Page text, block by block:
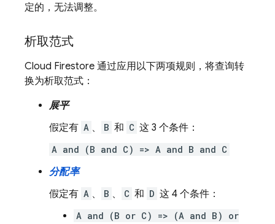
定的，无法调整。
析取范式
Cloud Firestore 通过应用以下两项规则，将查询转
换为析取范式：
展平
假定有 A 、 B 和 C 这 3 个条件：
A and (B and C) => A and B and C
分配率
假定有 A 、 B 、 C 和 D 这 4 个条件：
A and (B or C) => (A and B) or